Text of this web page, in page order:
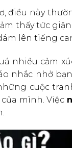
điều này
thấy tức
lên tiếng
nhiều cảm
nhắc nhở
cuộc
mình. Việc